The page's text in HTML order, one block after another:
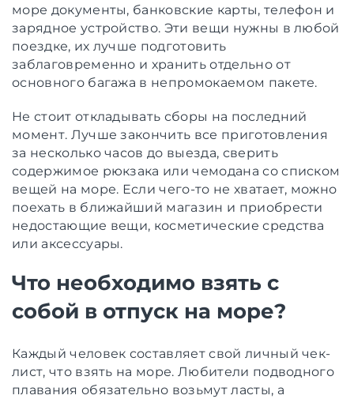
море документы, банковские карты, телефон и
зарядное устройство. Эти вещи нужны в любой
поездке, их лучше подготовить
заблаговременно и хранить отдельно от
основного багажа в непромокаемом пакете.
Не стоит откладывать сборы на последний
момент. Лучше закончить все приготовления
за несколько часов до выезда, сверить
содержимое рюкзака или чемодана со списком
вещей на море. Если чего-то не хватает, можно
поехать в ближайший магазин и приобрести
недостающие вещи, косметические средства
или аксессуары.
Что необходимо взять с
собой в отпуск на море?
Каждый человек составляет свой личный чек-
лист, что взять на море. Любители подводного
плавания обязательно возьмут ласты, а